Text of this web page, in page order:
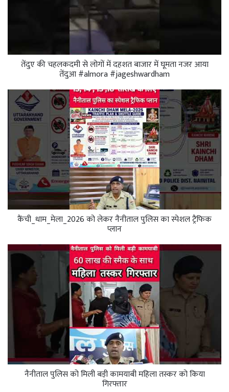
तेंदुए की चहलकदमी से लोगों में दहशत बाजार में घूमता नजर आया
तेंदुआ #almora #jageshwardham
कैंची_धाम_मेला_2026 को लेकर नैनीताल पुलिस का स्पेशल ट्रैफिक
प्लान
नैनीताल पुलिस को मिली बड़ी कामयाबी महिला तस्कर को किया
गिरफ्तार